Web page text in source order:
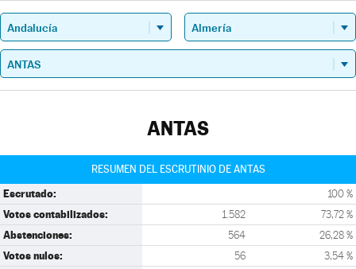
ANTAS
RESUMEN DEL ESCRUTINIO DE ANTAS
Escrutado: 100 %
Votos contabilizados: 1.582 73,72 %
Abstenciones: 564 26,28 %
Votos nulos: 56 3,54 %